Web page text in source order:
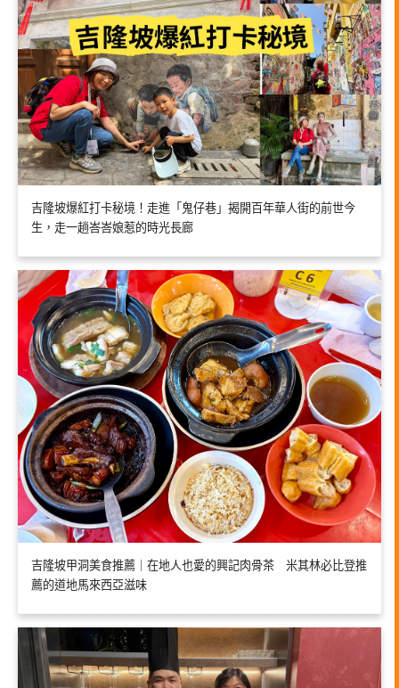
吉隆坡爆紅打卡秘境！走進「鬼仔巷」揭開百年華人街的前世今
生，走一趟峇峇娘惹的時光長廊
吉隆坡甲洞美食推薦｜在地人也愛的興記肉骨茶 米其林必比登推
薦的道地馬來西亞滋味